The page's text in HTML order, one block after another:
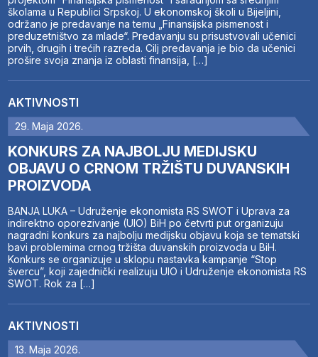
školama u Republici Srpskoj. U ekonomskoj školi u Bijeljini,
održano je predavanje na temu „Finansijska pismenost i
preduzetništvo za mlade“. Predavanju su prisustvovali učenici
prvih, drugih i trećih razreda. Cilj predavanja je bio da učenici
prošire svoja znanja iz oblasti finansija, […]
AKTIVNOSTI
29. Maja 2026.
KONKURS ZA NAJBOLJU MEDIJSKU
OBJAVU O CRNOM TRŽIŠTU DUVANSKIH
PROIZVODA
BANJA LUKA – Udruženje ekonomista RS SWOT i Uprava za
indirektno oporezivanje (UIO) BiH po četvrti put organizuju
nagradni konkurs za najbolju medijsku objavu koja se tematski
bavi problemima crnog tržišta duvanskih proizvoda u BiH.
Konkurs se organizuje u sklopu nastavka kampanje “Stop
švercu”, koji zajednički realizuju UIO i Udruženje ekonomista RS
SWOT. Rok za […]
AKTIVNOSTI
13. Maja 2026.